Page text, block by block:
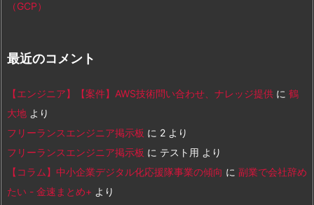
（GCP）
最近のコメント
【エンジニア】【案件】AWS技術問い合わせ、ナレッジ提供 に 鶴
大地 より
フリーランスエンジニア掲示板 に 2 より
フリーランスエンジニア掲示板 に テスト用 より
【コラム】中小企業デジタル化応援隊事業の傾向 に 副業で会社辞め
たい - 金速まとめ+ より